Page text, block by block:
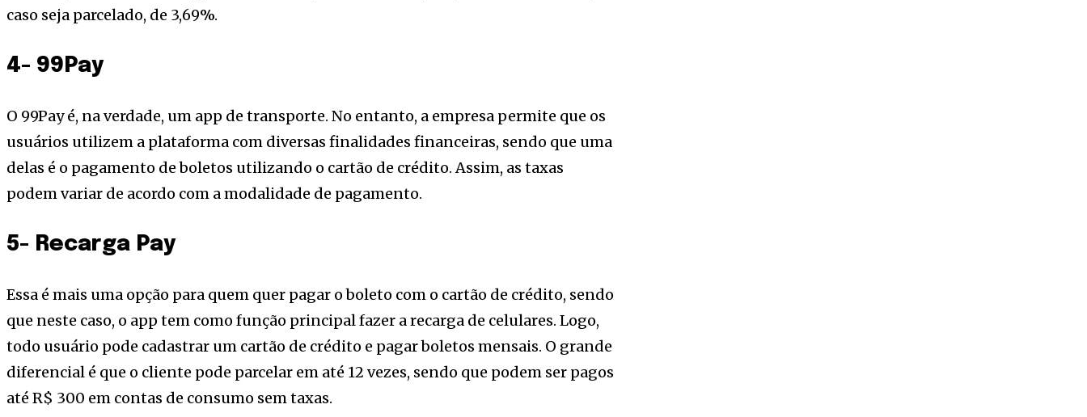
caso seja parcelado, de 3,69%.
4- 99Pay
O 99Pay é, na verdade, um app de transporte. No entanto, a empresa permite que os
usuários utilizem a plataforma com diversas finalidades financeiras, sendo que uma
delas é o pagamento de boletos utilizando o cartão de crédito. Assim, as taxas
podem variar de acordo com a modalidade de pagamento.
5- Recarga Pay
Essa é mais uma opção para quem quer pagar o boleto com o cartão de crédito, sendo
que neste caso, o app tem como função principal fazer a recarga de celulares. Logo,
todo usuário pode cadastrar um cartão de crédito e pagar boletos mensais. O grande
diferencial é que o cliente pode parcelar em até 12 vezes, sendo que podem ser pagos
até R$ 300 em contas de consumo sem taxas.